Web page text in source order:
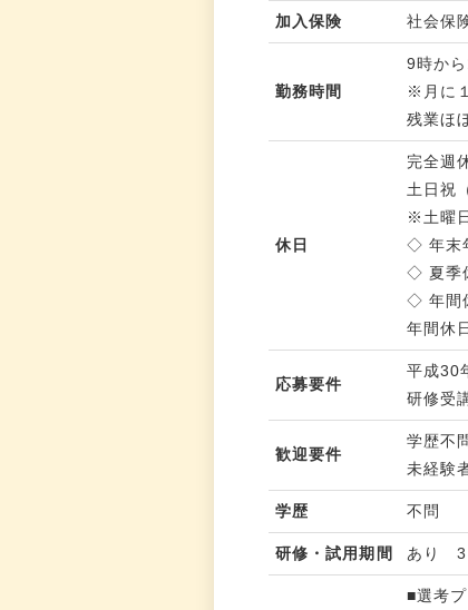
加入保険 社会保
勤務時間
9時か
※月に
残業ほ
休日
完全週
土日祝
※土曜
◇ 年末
◇ 夏季
◇ 年間
年間休
応募要件
平成30
研修受
歓迎要件
学歴不
未経験
学歴 不問
研修・試用期間 あり 3
■選考